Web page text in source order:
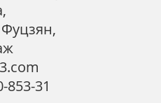
853-31